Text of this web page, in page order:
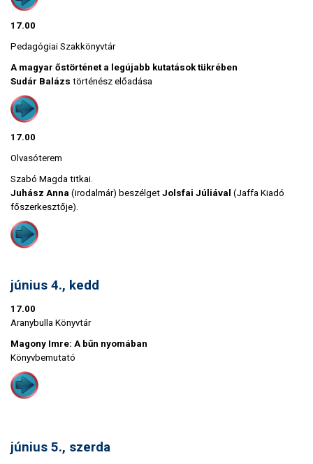
17.00
Pedagógiai Szakkönyvtár
A magyar őstörténet a legújabb kutatások tükrében
Sudár Balázs történész előadása
17.00
Olvasóterem
Szabó Magda titkai.
Juhász Anna (irodalmár) beszélget Jolsfai Júliával (Jaffa Kiadó
főszerkesztője).
június 4., kedd
17.00
Aranybulla Könyvtár
Magony Imre: A bűn nyomában
Könyvbemutató
június 5., szerda